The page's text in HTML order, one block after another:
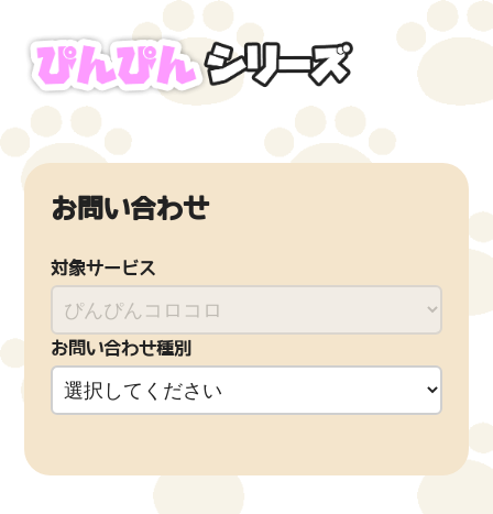
お問い合わせ
対象サービス
お問い合わせ種別